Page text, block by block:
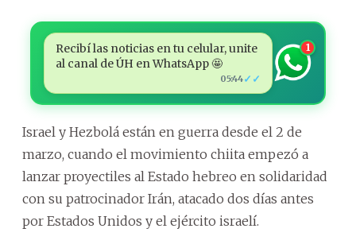
Recibí las noticias en tu celular, unite
al canal de ÚH en WhatsApp 🤩
05:44✓✓
1
Israel y Hezbolá están en guerra desde el 2 de
marzo, cuando el movimiento chiita empezó a
lanzar proyectiles al Estado hebreo en solidaridad
con su patrocinador Irán, atacado dos días antes
por Estados Unidos y el ejército israelí.